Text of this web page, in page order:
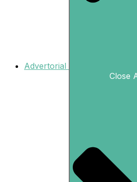
Advertorial
Close